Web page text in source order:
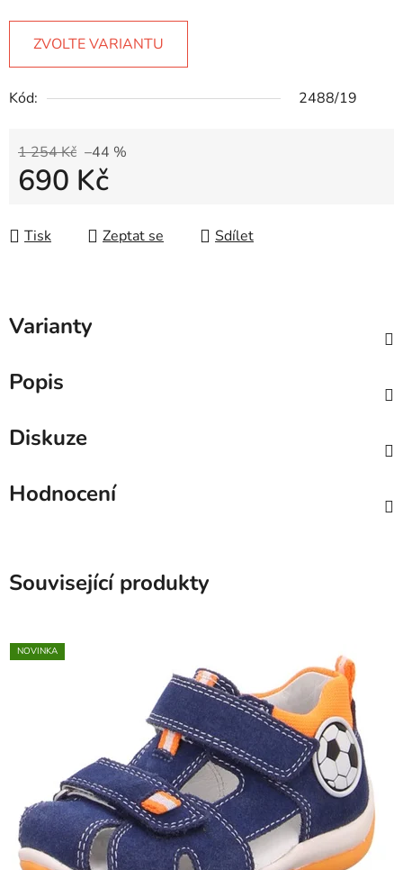
ZVOLTE VARIANTU
Kód: 2488/19
1 254 Kč –44 %
690 Kč
Tisk
Zeptat se Sdílet
Varianty
Popis
Diskuze
Hodnocení
Související produkty
NOVINKA